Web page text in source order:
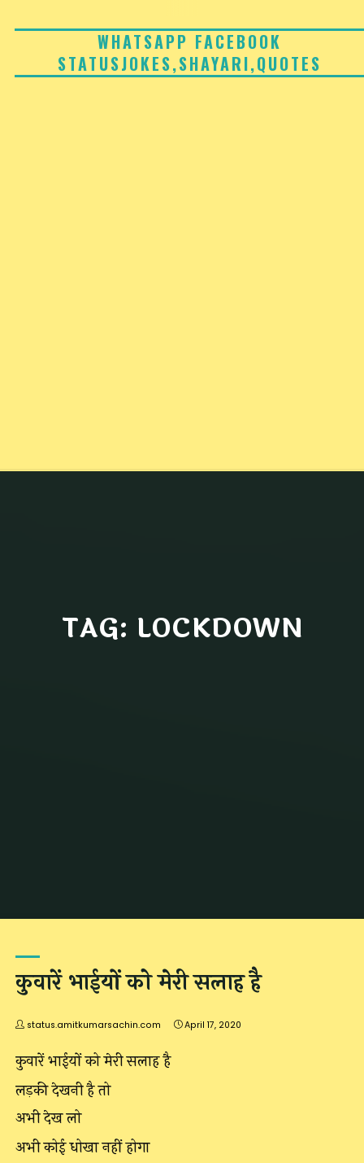
WHATSAPP FACEBOOK
STATUSJOKES,SHAYARI,QUOTES
TAG: LOCKDOWN
कुवारें भाईयों को मेरी सलाह है
status.amitkumarsachin.com April 17, 2020
कुवारें भाईयों को मेरी सलाह है
लड़की देखनी है तो
अभी देख लो
अभी कोई धोखा नहीं होगा